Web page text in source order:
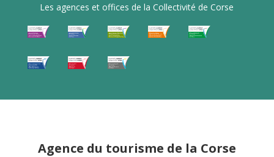
Les agences et offices de la Collectivité de Corse
Agence du tourisme de la Corse